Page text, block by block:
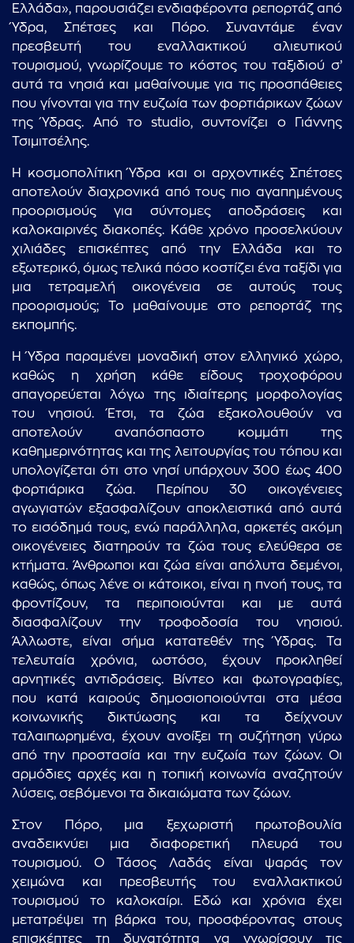
...πληκτρολογήστε κείμενο προς αναζήτηση
Ελλάδα», παρουσιάζει ενδιαφέροντα ρεπορτάζ από
Ύδρα, Σπέτσες και Πόρο. Συναντάμε έναν
πρεσβευτή του εναλλακτικού αλιευτικού
τουρισμού, γνωρίζουμε το κόστος του ταξιδιού σ’
αυτά τα νησιά και μαθαίνουμε για τις προσπάθειες
που γίνονται για την ευζωία των φορτιάρικων ζώων
της Ύδρας. Από το studio, συντονίζει ο Γιάννης
Τσιμιτσέλης.
Η κοσμοπολίτικη Ύδρα και οι αρχοντικές Σπέτσες
αποτελούν διαχρονικά από τους πιο αγαπημένους
προορισμούς για σύντομες αποδράσεις και
καλοκαιρινές διακοπές. Κάθε χρόνο προσελκύουν
χιλιάδες επισκέπτες από την Ελλάδα και το
εξωτερικό, όμως τελικά πόσο κοστίζει ένα ταξίδι για
μια τετραμελή οικογένεια σε αυτούς τους
προορισμούς; Το μαθαίνουμε στο ρεπορτάζ της
εκπομπής.
Η Ύδρα παραμένει μοναδική στον ελληνικό χώρο,
καθώς η χρήση κάθε είδους τροχοφόρου
απαγορεύεται λόγω της ιδιαίτερης μορφολογίας
του νησιού. Έτσι, τα ζώα εξακολουθούν να
αποτελούν αναπόσπαστο κομμάτι της
καθημερινότητας και της λειτουργίας του τόπου και
υπολογίζεται ότι στο νησί υπάρχουν 300 έως 400
φορτιάρικα ζώα. Περίπου 30 οικογένειες
αγωγιατών εξασφαλίζουν αποκλειστικά από αυτά
το εισόδημά τους, ενώ παράλληλα, αρκετές ακόμη
οικογένειες διατηρούν τα ζώα τους ελεύθερα σε
κτήματα. Άνθρωποι και ζώα είναι απόλυτα δεμένοι,
καθώς, όπως λένε οι κάτοικοι, είναι η πνοή τους, τα
φροντίζουν, τα περιποιούνται και με αυτά
διασφαλίζουν την τροφοδοσία του νησιού.
Άλλωστε, είναι σήμα κατατεθέν της Ύδρας. Τα
τελευταία χρόνια, ωστόσο, έχουν προκληθεί
αρνητικές αντιδράσεις. Βίντεο και φωτογραφίες,
που κατά καιρούς δημοσιοποιούνται στα μέσα
κοινωνικής δικτύωσης και τα δείχνουν
ταλαιπωρημένα, έχουν ανοίξει τη συζήτηση γύρω
από την προστασία και την ευζωία των ζώων. Οι
αρμόδιες αρχές και η τοπική κοινωνία αναζητούν
λύσεις, σεβόμενοι τα δικαιώματα των ζώων.
Στον Πόρο, μια ξεχωριστή πρωτοβουλία
αναδεικνύει μια διαφορετική πλευρά του
τουρισμού. Ο Τάσος Λαδάς είναι ψαράς τον
χειμώνα και πρεσβευτής του εναλλακτικού
τουρισμού το καλοκαίρι. Εδώ και χρόνια έχει
μετατρέψει τη βάρκα του, προσφέροντας στους
επισκέπτες τη δυνατότητα να γνωρίσουν τις